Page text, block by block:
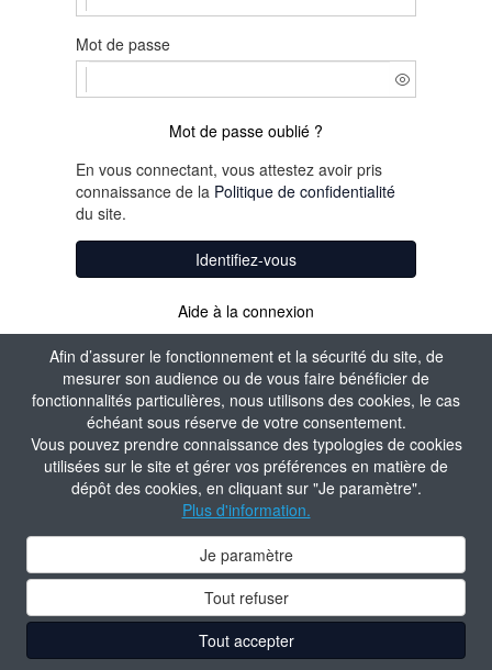
Afin d’assurer le fonctionnement et la sécurité du site, de
mesurer son audience ou de vous faire bénéficier de
fonctionnalités particulières, nous utilisons des cookies, le cas
échéant sous réserve de votre consentement.
Vous pouvez prendre connaissance des typologies de cookies
utilisées sur le site et gérer vos préférences en matière de
dépôt des cookies, en cliquant sur "Je paramètre".
Plus d'information.
Je paramètre
Tout refuser
Tout accepter
Mot de passe
Mot de passe oublié ?
En vous connectant, vous attestez avoir pris
connaissance de la Politique de confidentialité
du site.
Identifiez-vous
Aide à la connexion